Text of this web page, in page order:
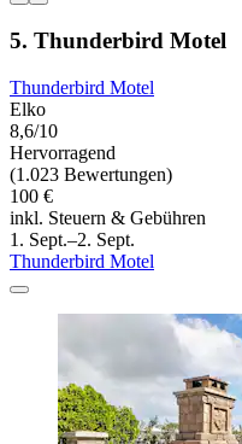
5. Thunderbird Motel
Thunderbird Motel
Elko
8,6/10
Hervorragend
(1.023 Bewertungen)
100 €
inkl. Steuern & Gebühren
1. Sept.–2. Sept.
Thunderbird Motel